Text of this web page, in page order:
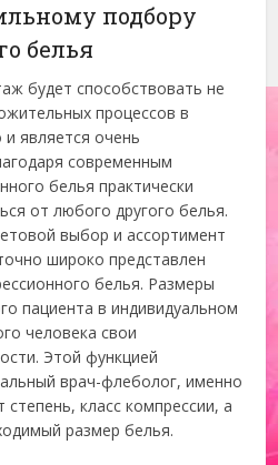
подбору
белья
будет способствовать не
процессов в
является очень
современным
белья практически
от любого другого белья.
выбор и ассортимент
широко представлен
белья. Размеры
пациента в индивидуальном
человека свои
Этой функцией
врач-флеболог, именно
класс компрессии, а
размер белья.